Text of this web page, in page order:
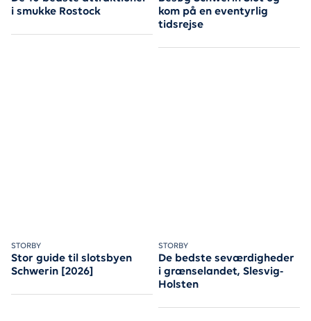
i smukke Rostock
kom på en eventyrlig
tidsrejse
Stor guide til slotsbyen
Schwerin [2026]
STORBY
Schwerin er meget mere end slotsromantik.
De bedste seværdigheder
i grænselandet, Slesvig-
Holsten
STORBY
Der er masser at opleve lige